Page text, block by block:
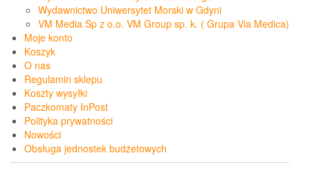
Wydawnictwo Uniwersytet Morski w Gdyni
VM Media Sp z o.o. VM Group sp. k. ( Grupa Via Medica)
Moje konto
Koszyk
O nas
Regulamin sklepu
Koszty wysyłki
Paczkomaty InPost
Polityka prywatności
Nowości
Obsługa jednostek budżetowych